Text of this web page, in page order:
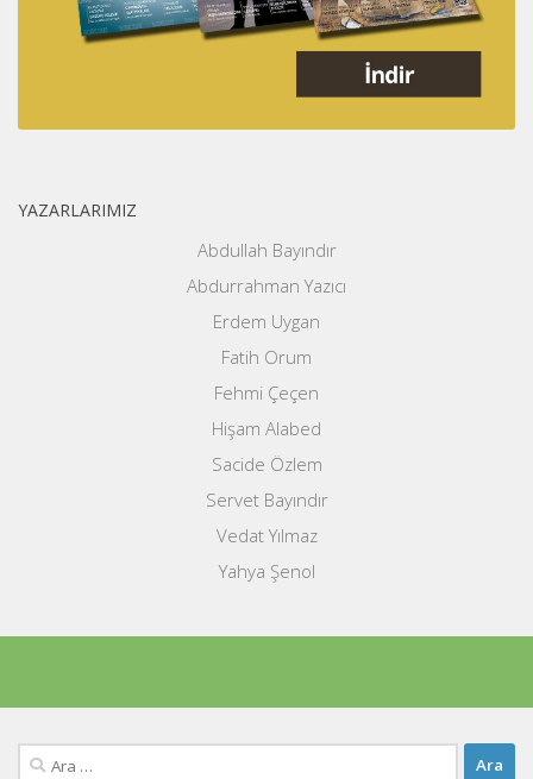
YAZARLARIMIZ
Abdullah Bayındır
Abdurrahman Yazıcı
Erdem Uygan
Fatih Orum
Fehmi Çeçen
Hişam Alabed
Sacide Özlem
Servet Bayındır
Vedat Yılmaz
Yahya Şenol
Arama: